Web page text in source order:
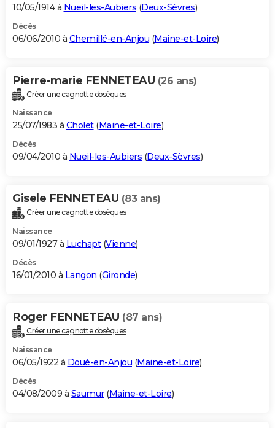
10/05/1914 à Nueil-les-Aubiers (Deux-Sèvres)
Décès
06/06/2010 à Chemillé-en-Anjou (Maine-et-Loire)
Pierre-marie FENNETEAU (26 ans)
Créer une cagnotte obsèques
Naissance
25/07/1983 à Cholet(Maine-et-Loire)
Décès
09/04/2010 à Nueil-les-Aubiers (Deux-Sèvres)
Gisele FENNETEAU (83 ans)
Créer une cagnotte obsèques
Naissance
09/01/1927 à Luchapt(Vienne)
Décès
16/01/2010 à Langon (Gironde)
Roger FENNETEAU (87 ans)
Créer une cagnotte obsèques
Naissance
06/05/1922 à Doué-en-Anjou (Maine-et-Loire)
Décès
04/08/2009 à Saumur(Maine-et-Loire)